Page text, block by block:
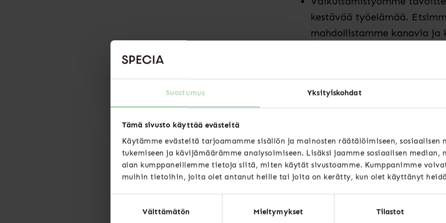
Suostumus Yksityiskohdat
Tämä sivusto käyttää evästeitä
Käytämme evästeitä tarjoamamme sisällön ja mainosten räätälöimiseen, sosiaalisen
tukemiseen ja kävijämäärämme analysoimiseen. Lisäksi jaamme sosiaalisen
alan kumppaneillemme tietoja siitä, miten käytät sivustoamme. Kumppanimme
muihin tietoihin, joita olet antanut heille tai joita on kerätty, kun olet käyttänyt
Välttämätön Mieltymykset Tilastot
kestävää työelämää.
mahdollistamme kanavia ja
löytää itsellensä
Olemme arvostettu
Olemme mukana luomassa
työelämä kehittyy
ammattijärjestönä, jonka
Erotumme kilpailijoista
inhimillisemmän työelämän
toimenpiteisiin, joiden
potentiaali työelämässä
Laadukas jäsenpalvelu on
suosittelevat jäsenyyttä